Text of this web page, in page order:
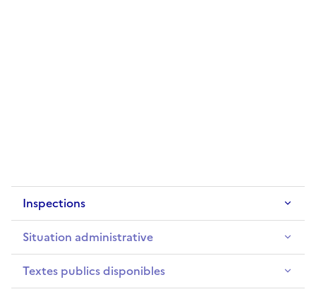
Inspections
Situation administrative
Textes publics disponibles